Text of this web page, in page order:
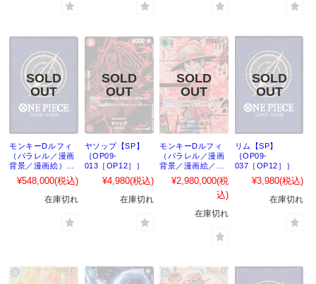
モンキーDルフィ
（パラレル／漫画
背景／漫画絵）
【SEC】｛OP13-
118｝
¥548,000(税込)
在庫切れ
ヤソップ【SP】
｛OP09-
013［OP12］｝
¥4,980(税込)
在庫切れ
モンキーDルフィ
（パラレル／漫画
背景／漫画絵／
赤）【SEC】
｛OP13-118｝
¥2,980,000(税
込)
在庫切れ
リム【SP】
｛OP09-
037［OP12］｝
¥3,980(税込)
在庫切れ